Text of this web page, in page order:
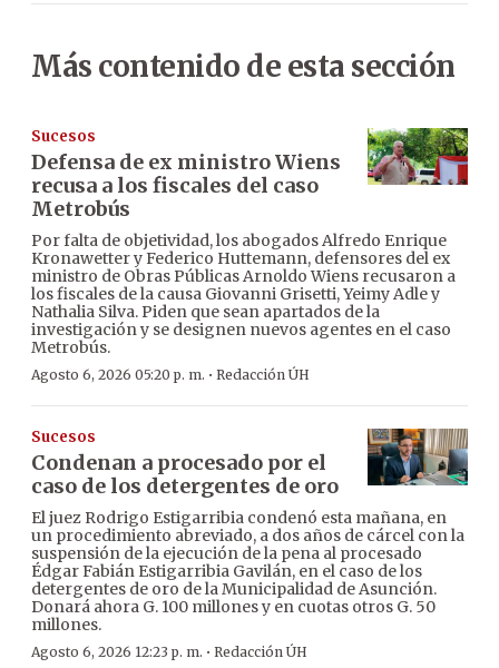
Más contenido de esta sección
Sucesos
Defensa de ex ministro Wiens
recusa a los fiscales del caso
Metrobús
Por falta de objetividad, los abogados Alfredo Enrique
Kronawetter y Federico Huttemann, defensores del ex
ministro de Obras Públicas Arnoldo Wiens recusaron a
los fiscales de la causa Giovanni Grisetti, Yeimy Adle y
Nathalia Silva. Piden que sean apartados de la
investigación y se designen nuevos agentes en el caso
Metrobús.
Agosto 6, 2026 05:20 p. m. · Redacción ÚH
Sucesos
Condenan a procesado por el
caso de los detergentes de oro
El juez Rodrigo Estigarribia condenó esta mañana, en
un procedimiento abreviado, a dos años de cárcel con la
suspensión de la ejecución de la pena al procesado
Édgar Fabián Estigarribia Gavilán, en el caso de los
detergentes de oro de la Municipalidad de Asunción.
Donará ahora G. 100 millones y en cuotas otros G. 50
millones.
Agosto 6, 2026 12:23 p. m. · Redacción ÚH